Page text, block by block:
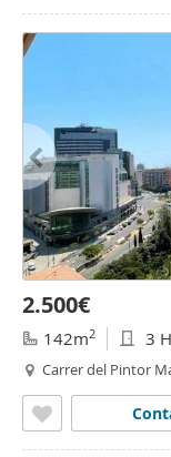
2.500€
142m2 3
Carrer del Pintor